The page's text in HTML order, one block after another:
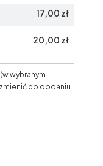
17,00 zł
20,00 zł
wybranym
po dodaniu